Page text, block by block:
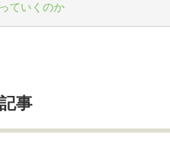
ていくのか
事